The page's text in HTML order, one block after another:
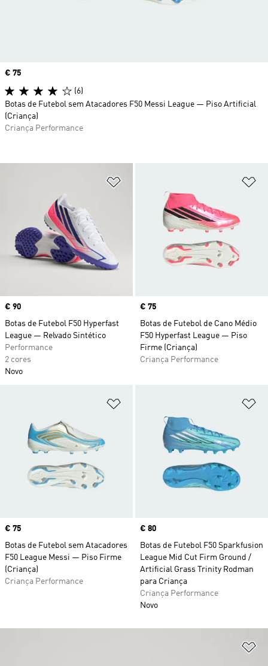
Price
€ 90
Botas de Futebol F50 Hyperfast
League — Relvado Sintético
Performance
2 cores
Novo
Price
€ 75
Botas de Futebol de Cano Médio
F50 Hyperfast League — Piso
Firme (Criança)
Criança Performance
Price
€ 75
Botas de Futebol sem Atacadores
F50 League Messi — Piso Firme
(Criança)
Criança Performance
Price
€ 80
Botas de Futebol F50 Sparkfusion
League Mid Cut Firm Ground /
Artificial Grass Trinity Rodman
para Criança
Criança Performance
Novo
Price
€ 75
(6)
Botas de Futebol sem Atacadores F50 Messi League — Piso Artificial
(Criança)
Criança Performance